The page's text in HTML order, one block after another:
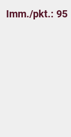
Imm./pkt.: 95